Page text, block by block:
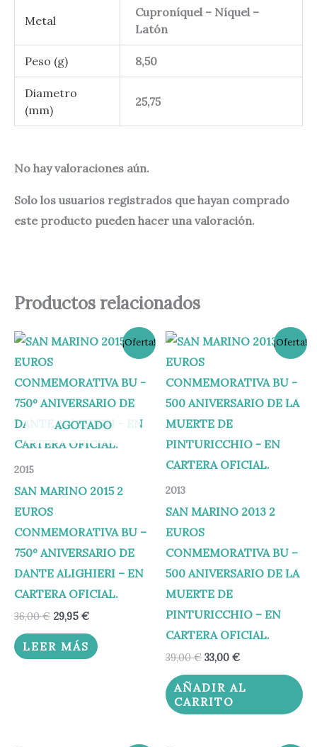
Metal
Cuproníquel – Níquel –
Latón
Peso (g) 8,50
Diametro
(mm)
25,75
No hay valoraciones aún.
Solo los usuarios registrados que hayan comprado
este producto pueden hacer una valoración.
Productos relacionados
¡Oferta!
AGOTADO
2015
SAN MARINO 2015 2
EUROS
CONMEMORATIVA BU –
750º ANIVERSARIO DE
DANTE ALIGHIERI – EN
CARTERA OFICIAL.
36,00€
El
precio
original
era:
36,00 €.
29,95 €
El
precio
es:
29,95 €.
LEER MÁS
¡Oferta!
2013
SAN MARINO 2013 2
EUROS
CONMEMORATIVA BU –
500 ANIVERSARIO DE LA
MUERTE DE
PINTURICCHIO – EN
CARTERA OFICIAL.
39,00€
El
precio
original
era:
39,00 €.
33,00 €
El
precio
es:
33,00 €.
AÑADIR AL
CARRITO